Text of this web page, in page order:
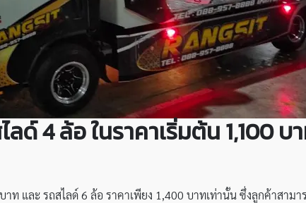
ด์ 4 ล้อ ในราคาเริ่มต้น 1,100 บ
ท และ รถสไลด์ 6 ล้อ ราคาเพียง 1,400 บาทเท่านั้น ซึ่งลูกค้าสาม